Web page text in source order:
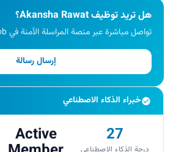
هل تريد توظيف Akansha Rawat؟
تواصل مباشرة عبر منصة المراسلة الآمنة في Dr.Job.
إرسال رسالة
خبراء الذكاء الاصطناعي
27
Active